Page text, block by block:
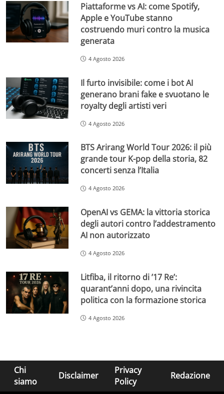
Piattaforme vs AI: come Spotify,
Apple e YouTube stanno
costruendo muri contro la musica
generata
4 Agosto 2026
Il furto invisibile: come i bot AI
generano brani fake e svuotano le
royalty degli artisti veri
4 Agosto 2026
BTS Arirang World Tour 2026: il più
grande tour K-pop della storia, 82
concerti senza l’Italia
4 Agosto 2026
OpenAI vs GEMA: la vittoria storica
degli autori contro l’addestramento
AI non autorizzato
4 Agosto 2026
Litfiba, il ritorno di ’17 Re’:
quarant’anni dopo, una rivincita
politica con la formazione storica
4 Agosto 2026
Chi
siamo
Disclaimer
Privacy
Policy
Redazione